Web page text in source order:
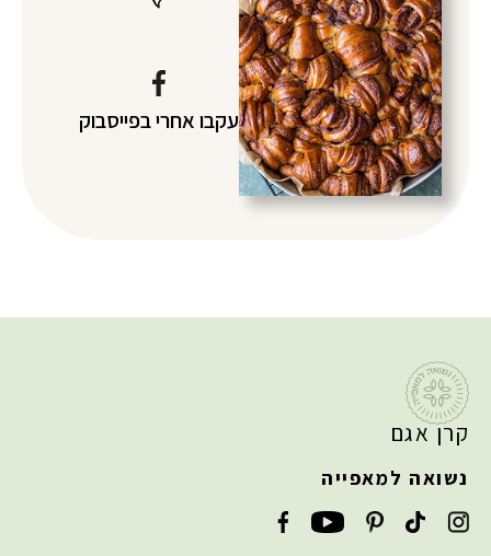
עקבו אחריבפייסבוק
קרן אגם
נשואה למאפייה